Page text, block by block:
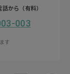
から（有料）
003
す